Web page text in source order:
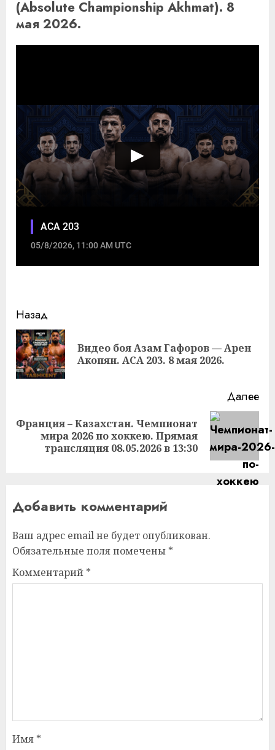
(Absolute Championship Akhmat). 8
мая 2026.
Продолжить
чтение
Назад
Видео боя Азам Гафоров — Арен
Акопян. ACA 203. 8 мая 2026.
Далее
Следующая
запись:
Франция – Казахстан. Чемпионат
мира 2026 по хоккею. Прямая
трансляция 08.05.2026 в 13:30
Добавить комментарий
Ваш адрес email не будет опубликован.
Обязательные поля помечены *
Комментарий *
Имя *